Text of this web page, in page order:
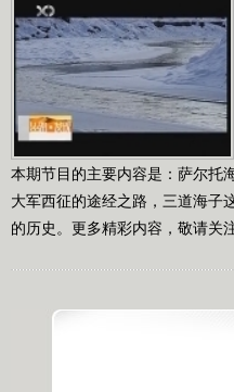
本期节目的主要内容是：萨尔托
大军西征的途经之路，三道海子
的历史。更多精彩内容，敬请关